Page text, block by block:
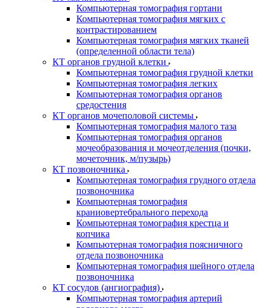
Компьютерная томография гортани
Компьютерная томография мягких с
контрастированием
Компьютерная томография мягких тканей
(определенной области тела)
КТ органов грудной клетки
Компьютерная томография грудной клетки
Компьютерная томография легких
Компьютерная томография органов
средостения
КТ органов мочеполовой системы
Компьютерная томография малого таза
Компьютерная томография органов
мочеобразования и мочеотделения (почки,
мочеточник, м/пузырь)
КТ позвоночника
Компьютерная томография грудного отдела
позвоночника
Компьютерная томография
краниовертебрального перехода
Компьютерная томография крестца и
копчика
Компьютерная томография поясничного
отдела позвоночника
Компьютерная томография шейного отдела
позвоночника
КТ сосудов (ангиография)
Компьютерная томография артерий